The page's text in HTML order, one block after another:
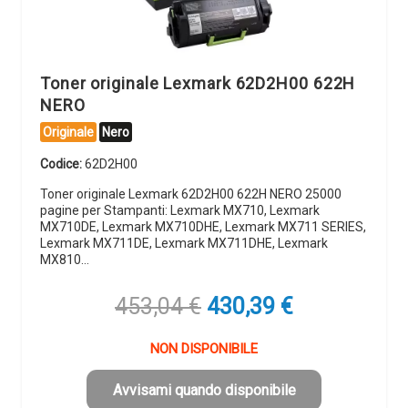
Toner originale Lexmark 62D2H00 622H
NERO
Originale Nero
Codice:62D2H00
Toner originale Lexmark 62D2H00 622H NERO 25000
pagine per Stampanti: Lexmark MX710, Lexmark
MX710DE, Lexmark MX710DHE, Lexmark MX711 SERIES,
Lexmark MX711DE, Lexmark MX711DHE, Lexmark
MX810…
453,04€ Il
originale
era:
453,04 €.
430,39 €Il
è:
430,39 €.
NON DISPONIBILE
Avvisami quando disponibile